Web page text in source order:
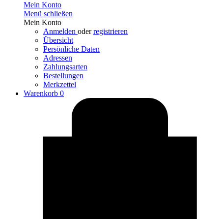
Mein Konto
Menü schließen
Mein Konto
Anmelden oderregistrieren
Übersicht
Persönliche Daten
Adressen
Zahlungsarten
Bestellungen
Merkzettel
Warenkorb 0